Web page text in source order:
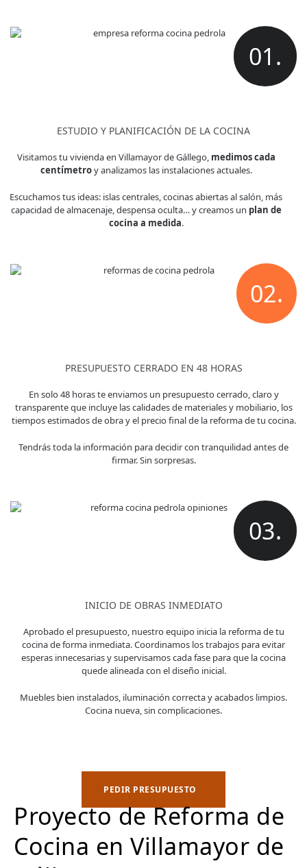
01.
ESTUDIO Y PLANIFICACIÓN DE LA COCINA
Visitamos tu vivienda en Villamayor de Gállego, medimos cada
centímetroy analizamos las instalaciones actuales.
Escuchamos tus ideas: islas centrales, cocinas abiertas al salón, más
capacidad de almacenaje, despensa oculta… y creamos un plan de
cocina a medida.
02.
PRESUPUESTO CERRADO EN 48 HORAS
En solo 48 horas te enviamos un presupuesto cerrado, claro y
transparente que incluye las calidades de materiales y mobiliario, los
tiempos estimados de obra y el precio final de la reforma de tu cocina.
Tendrás toda la información para decidir con tranquilidad antes de
firmar. Sin sorpresas.
03.
INICIO DE OBRAS INMEDIATO
Aprobado el presupuesto, nuestro equipo inicia la reforma de tu
cocina de forma inmediata. Coordinamos los trabajos para evitar
esperas innecesarias y supervisamos cada fase para que la cocina
quede alineada con el diseño inicial.
Muebles bien instalados, iluminación correcta y acabados limpios.
Cocina nueva, sin complicaciones.
PEDIR PRESUPUESTO
Proyecto de Reforma de
Cocina en Villamayor de